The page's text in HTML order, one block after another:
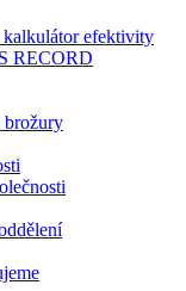
efektivity
RECORD
brožury